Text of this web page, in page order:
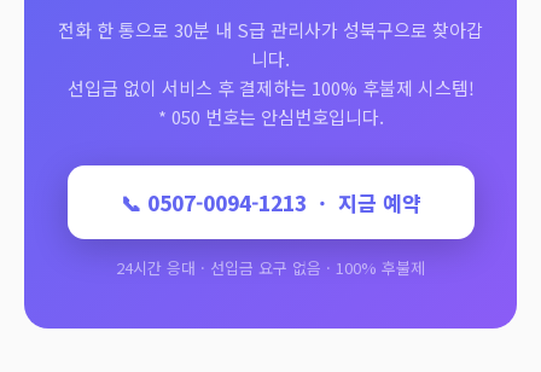
전화 한 통으로 30분 내 S급 관리사가 성북구으로 찾아갑
니다.
선입금 없이 서비스 후 결제하는 100% 후불제 시스템!
* 050 번호는 안심번호입니다.
📞 0507-0094-1213 · 지금 예약
24시간 응대 · 선입금 요구 없음 · 100% 후불제